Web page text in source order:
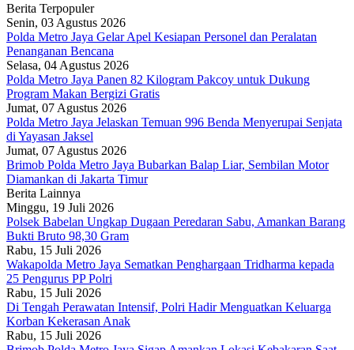
Berita Terpopuler
Senin, 03 Agustus 2026
Polda Metro Jaya Gelar Apel Kesiapan Personel dan Peralatan
Penanganan Bencana
Selasa, 04 Agustus 2026
Polda Metro Jaya Panen 82 Kilogram Pakcoy untuk Dukung
Program Makan Bergizi Gratis
Jumat, 07 Agustus 2026
Polda Metro Jaya Jelaskan Temuan 996 Benda Menyerupai Senjata
di Yayasan Jaksel
Jumat, 07 Agustus 2026
Brimob Polda Metro Jaya Bubarkan Balap Liar, Sembilan Motor
Diamankan di Jakarta Timur
Berita Lainnya
Minggu, 19 Juli 2026
Polsek Babelan Ungkap Dugaan Peredaran Sabu, Amankan Barang
Bukti Bruto 98,30 Gram
Rabu, 15 Juli 2026
Wakapolda Metro Jaya Sematkan Penghargaan Tridharma kepada
25 Pengurus PP Polri
Rabu, 15 Juli 2026
Di Tengah Perawatan Intensif, Polri Hadir Menguatkan Keluarga
Korban Kekerasan Anak
Rabu, 15 Juli 2026